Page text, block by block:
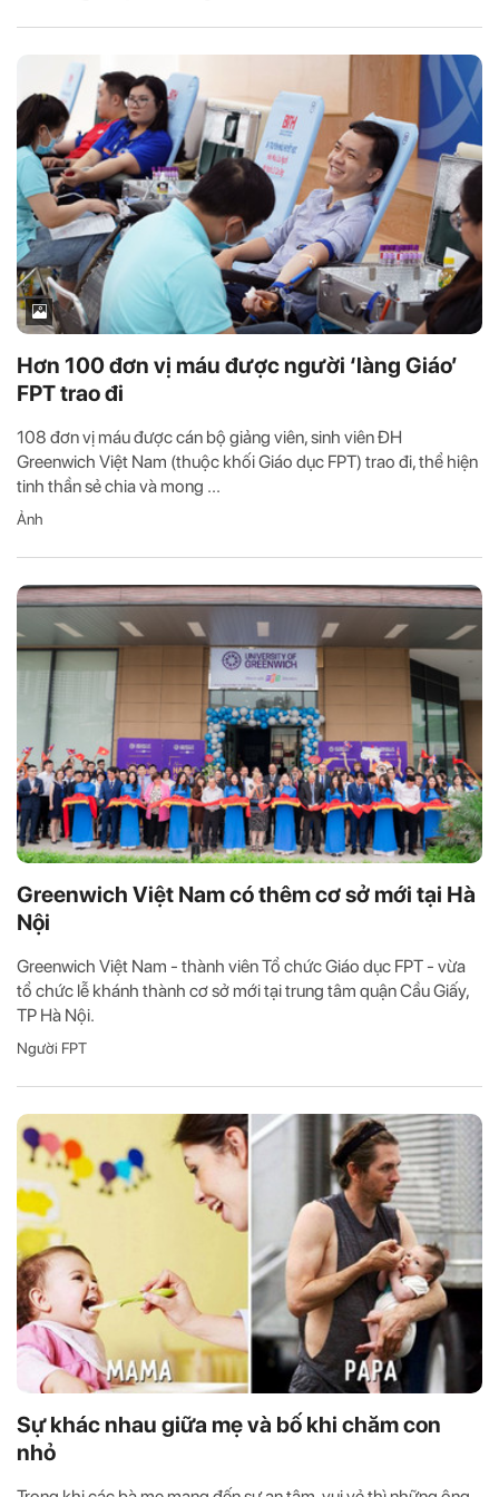
Hơn 100 đơn vị máu được người ‘làng Giáo’
FPT trao đi
108 đơn vị máu được cán bộ giảng viên, sinh viên ĐH
Greenwich Việt Nam (thuộc khối Giáo dục FPT) trao đi, thể hiện
tinh thần sẻ chia và mong ...
Ảnh
Greenwich Việt Nam có thêm cơ sở mới tại Hà
Nội
Greenwich Việt Nam - thành viên Tổ chức Giáo dục FPT - vừa
tổ chức lễ khánh thành cơ sở mới tại trung tâm quận Cầu Giấy,
TP Hà Nội.
Người FPT
Sự khác nhau giữa mẹ và bố khi chăm con
nhỏ